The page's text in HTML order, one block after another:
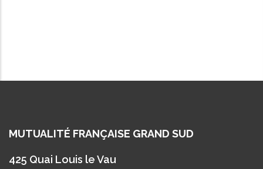
MUTUALITÉ FRANÇAISE GRAND SUD
425 Quai Louis le Vau